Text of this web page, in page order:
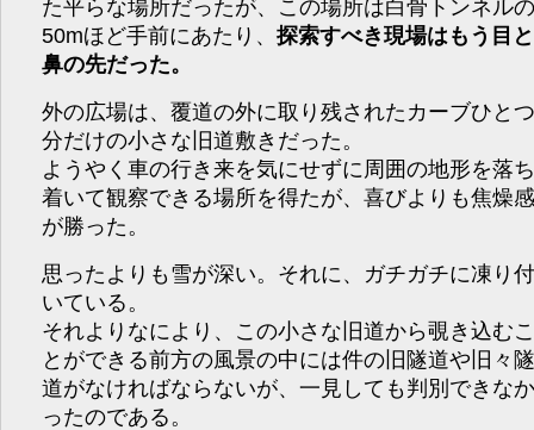
た平らな場所だったが、この場所は白骨トンネル
50mほど手前にあたり、探索すべき現場はもう目と
鼻の先だった。
外の広場は、覆道の外に取り残されたカーブひと
分だけの小さな旧道敷きだった。
ようやく車の行き来を気にせずに周囲の地形を落
着いて観察できる場所を得たが、喜びよりも焦燥
が勝った。
思ったよりも雪が深い。それに、ガチガチに凍り
いている。
それよりなにより、この小さな旧道から覗き込む
とができる前方の風景の中には件の旧隧道や旧々
道がなければならないが、一見しても判別できな
ったのである。